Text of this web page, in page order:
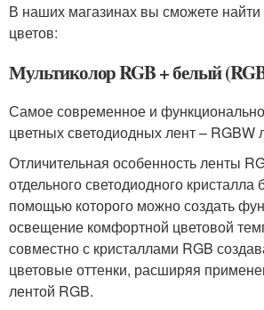
В наших магазинах вы сможете
цветов:
Мультиколор RGB + белый
Самое современное и
цветных светодиодных лент – RGBW
Отличительная особенность ленты
отдельного светодиодного кристалла
помощью которого можно создать
освещение комфортной цветовой
совместно с кристаллами RGB
цветовые оттенки, расширяя
лентой RGB.